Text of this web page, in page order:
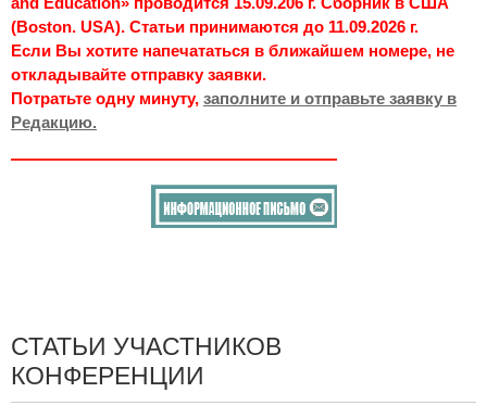
(Boston. USA). Статьи принимаются до 11.09.2026 г.
Если Вы хотите напечататься в ближайшем номере, не
откладывайте отправку заявки.
Потратьте одну минуту, заполните и отправьте заявку в
Редакцию.
СТАТЬИ УЧАСТНИКОВ
КОНФЕРЕНЦИИ